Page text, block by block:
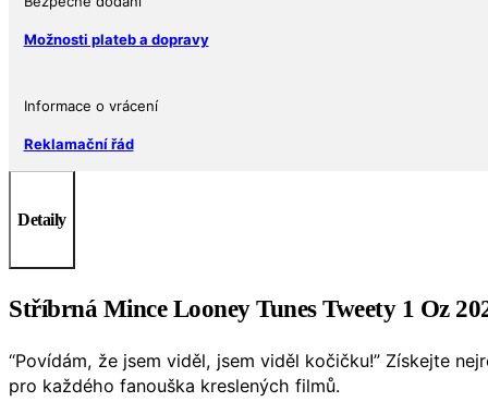
množství
Možnosti plateb a dopravy
Informace o vrácení
Reklamační řád
Detaily
Stříbrná Mince Looney Tunes Tweety 1 Oz
“Povídám, že jsem viděl, jsem viděl kočičku!” Získejte
pro každého fanouška kreslených filmů.